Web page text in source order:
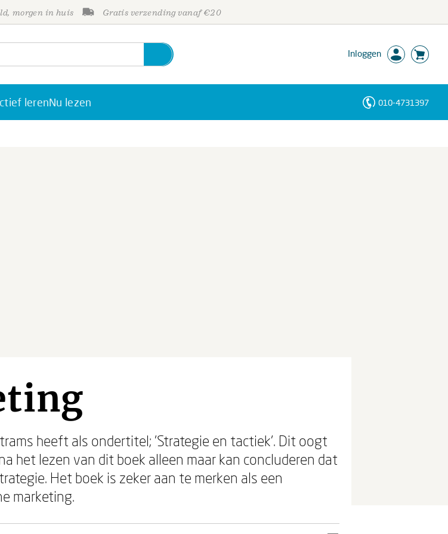
morgen in huis Gratis verzending vanaf €20
Inloggen
lerenNu lezen 010-4731397
heeft als ondertitel; 'Strategie en tactiek'. Dit oogt
het lezen van dit boek alleen maar kan concluderen dat
Het boek is zeker aan te merken als een
marketing.
Personen